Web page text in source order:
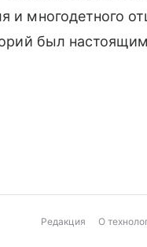
многодетного
был
Редакция О